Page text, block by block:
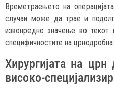
Времетраењето на
случаи може да трае и
извонредно значење во текот
специфичностите на
Хирургијата на
високо-